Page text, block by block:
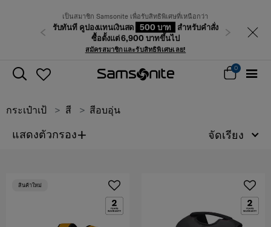
เป็นสมาชิก Samsonite เพื่อรับสิทธิพิเศษที่เหนือกว่า
รับทันที คูปองแทนเงินสด 500 บาท
สำหรับคำสั่ง
ซื้อตั้งแต่ 6,900 บาทขึ้นไป
สมัครสมาชิกและรับสิทธิพิเศษเลย!
ก่อนหน้า ถัดไป
0
กระเป๋าเป้ สี สีอบอุ่น
แสดงตัวกรอง+ จัดเรียง
สินค้าใหม่